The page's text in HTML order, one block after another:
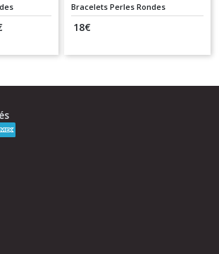
Bracelets Perles Rondes
18€